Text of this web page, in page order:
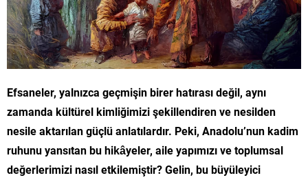
Efsaneler, yalnızca geçmişin birer hatırası değil, aynı
zamanda kültürel kimliğimizi şekillendiren ve nesilden
nesile aktarılan güçlü anlatılardır. Peki, Anadolu’nun kadim
ruhunu yansıtan bu hikâyeler, aile yapımızı ve toplumsal
değerlerimizi nasıl etkilemiştir? Gelin, bu büyüleyici